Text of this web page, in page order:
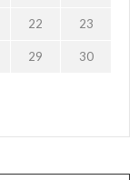
22 23
29 30